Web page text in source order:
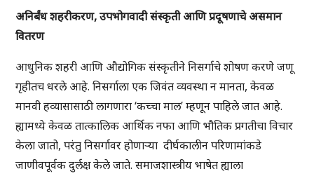
अनिर्बंध शहरीकरण, उपभोगवादी संस्कृती आणि प्रदूषणाचे असमान
वितरण
आधुनिक शहरी आणि औद्योगिक संस्कृतीने निसर्गाचे शोषण करणे जणू
गृहीतच धरले आहे. निसर्गाला एक जिवंत व्यवस्था न मानता, केवळ
मानवी हव्यासासाठी लागणारा ‘कच्चा माल’ म्हणून पाहिले जात आहे.
ह्यामध्ये केवळ तात्कालिक आर्थिक नफा आणि भौतिक प्रगतीचा विचार
केला जातो, परंतु निसर्गावर होणाऱ्या दीर्घकालीन परिणामांकडे
जाणीवपूर्वक दुर्लक्ष केले जाते. समाजशास्त्रीय भाषेत ह्याला